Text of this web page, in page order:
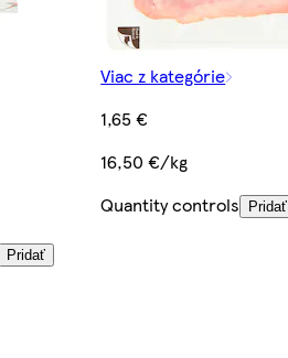
Pridať
Viac z kategórie
1,65 €
16,50 €/kg
Quantity controls Pridať